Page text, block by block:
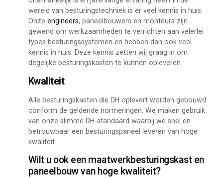
wereld van besturingstechniek is er veel kennis in huis.
Onze engineers, paneelbouwers en monteurs zijn
gewend om werkzaamheden te verrichten aan velerlei
types besturingssystemen en hebben dan ook veel
kennis in huis. Deze kennis zetten wij graag in om
degelijke besturingskasten te kunnen opleveren.
Kwaliteit
Alle besturingskasten die DH oplevert worden gebouwd
conform de geldende normeringen. We maken gebruik
van onze slimme DH-standaard waarbij we snel en
betrouwbaar een besturingspaneel leveren van hoge
kwaliteit.
Wilt u ook een maatwerkbesturingskast en
paneelbouw van hoge kwaliteit?